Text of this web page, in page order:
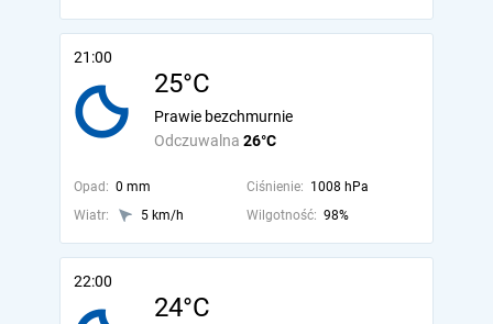
21:00
25°C
Odczuwalna 26°C
Prawie bezchmurnie
Opad: 0 mm Ciśnienie: 1008 hPa
Wiatr:
5 km/h Wilgotność: 98%
22:00
24°C